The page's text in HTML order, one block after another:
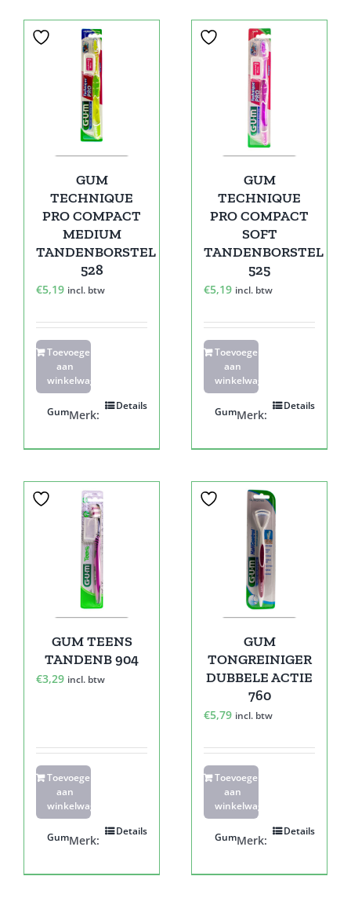
GUM
TECHNIQUE
PRO COMPACT
MEDIUM
TANDENBORSTEL
528
€5,19 incl. btw
Toevoegen
aan
winkelwagen
Details
Merk:
Gum
GUM
TECHNIQUE
PRO COMPACT
SOFT
TANDENBORSTEL
525
€5,19 incl. btw
Toevoegen
aan
winkelwagen
Details
Merk:
Gum
GUM TEENS
TANDENB 904
€3,29 incl. btw
Toevoegen
aan
winkelwagen
Details
Merk:
Gum
GUM
TONGREINIGER
DUBBELE ACTIE
760
€5,79 incl. btw
Toevoegen
aan
winkelwagen
Details
Merk:
Gum